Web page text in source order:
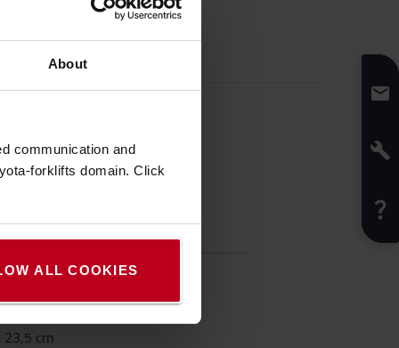
About
communication and
forklifts domain. Click
ALL COOKIES
:700 g
23,5 cm